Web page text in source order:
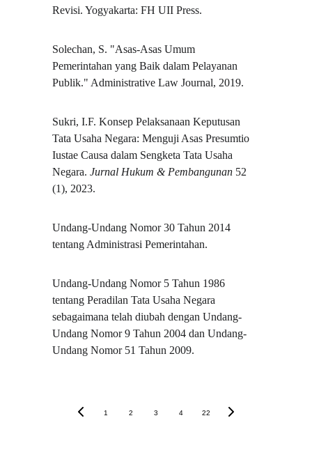
Revisi. Yogyakarta: FH UII Press.
Solechan, S. "Asas-Asas Umum
Pemerintahan yang Baik dalam Pelayanan
Publik." Administrative Law Journal, 2019.
Sukri, I.F. Konsep Pelaksanaan Keputusan
Tata Usaha Negara: Menguji Asas Presumtio
Iustae Causa dalam Sengketa Tata Usaha
Negara. Jurnal Hukum & Pembangunan 52
(1), 2023.
Undang-Undang Nomor 30 Tahun 2014
tentang Administrasi Pemerintahan.
Undang-Undang Nomor 5 Tahun 1986
tentang Peradilan Tata Usaha Negara
sebagaimana telah diubah dengan Undang-
Undang Nomor 9 Tahun 2004 dan Undang-
Undang Nomor 51 Tahun 2009.
1 2 3 4 22